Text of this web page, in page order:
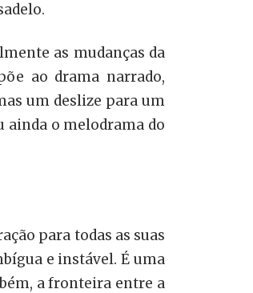
as mudanças da
ao drama narrado,
um deslize para um
ainda o melodrama do
para todas as suas
e instável. É uma
a fronteira entre a